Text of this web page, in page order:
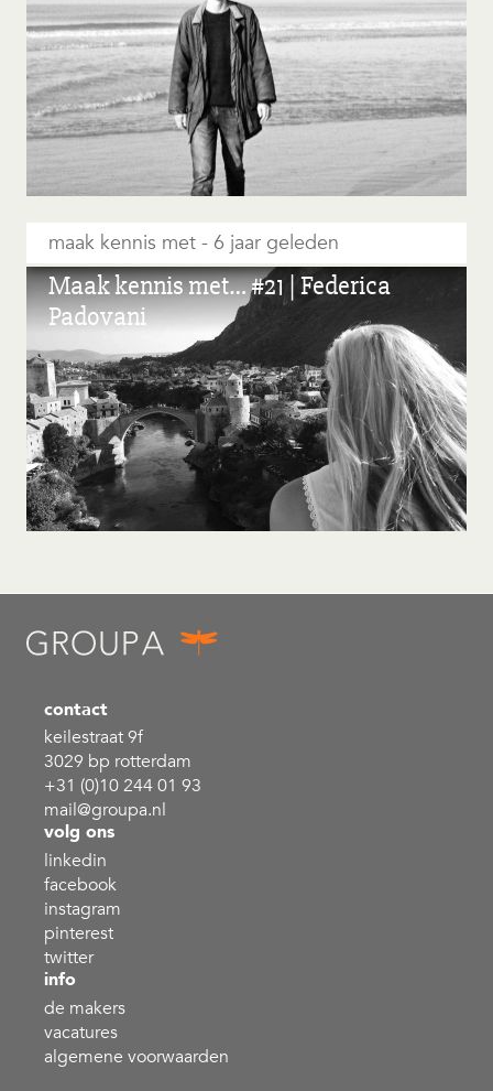
maak kennis met 6 jaar geleden
Maak kennis met… #21 | Federica
Padovani
contact
keilestraat 9f
3029 bp rotterdam
+31 (0)10 244 01 93
mail@groupa.nl
volg ons
linkedin
facebook
instagram
pinterest
twitter
info
de makers
vacatures
algemene voorwaarden